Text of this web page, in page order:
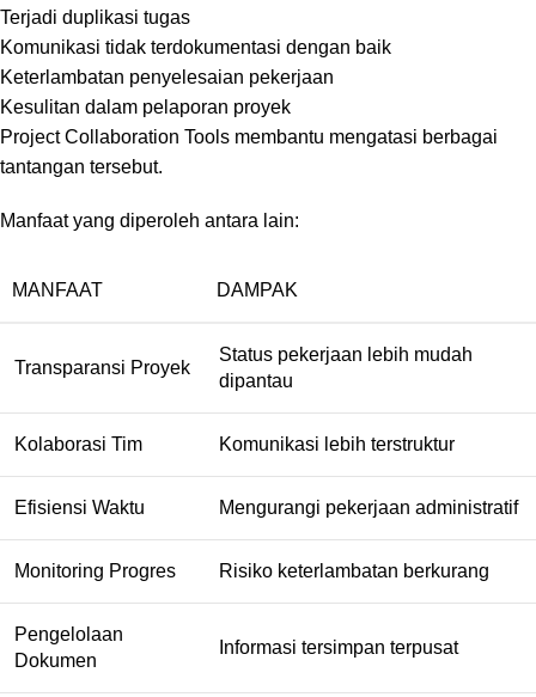
Terjadi duplikasi tugas
Komunikasi tidak terdokumentasi dengan baik
Keterlambatan penyelesaian pekerjaan
Kesulitan dalam pelaporan proyek
Project Collaboration Tools membantu mengatasi berbagai
tantangan tersebut.
Manfaat yang diperoleh antara lain:
MANFAAT DAMPAK
Transparansi Proyek
Status pekerjaan lebih mudah
dipantau
Kolaborasi Tim Komunikasi lebih terstruktur
Efisiensi Waktu Mengurangi pekerjaan administratif
Monitoring Progres Risiko keterlambatan berkurang
Pengelolaan
Dokumen
Informasi tersimpan terpusat